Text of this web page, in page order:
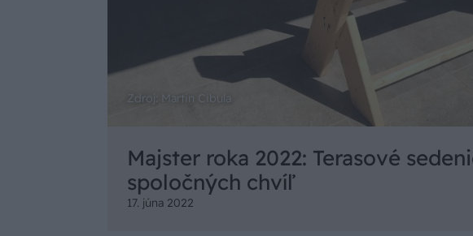
Zdroj: Martin Cibula
Majster roka 2022: Terasové
spoločných chvíľ
17. júna 2022